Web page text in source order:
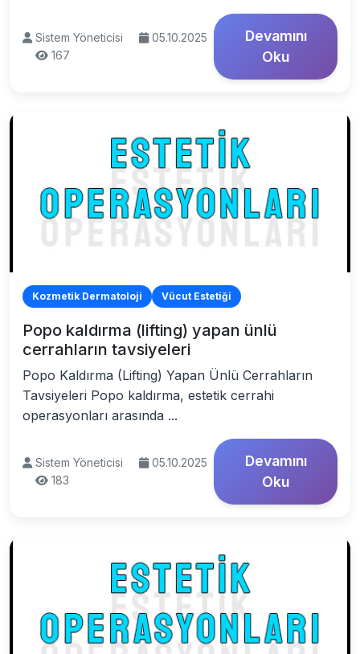
Sistem Yöneticisi
05.10.2025
167
Devamını
Oku
Kozmetik Dermatoloji Vücut Estetiği
Popo kaldırma (lifting) yapan ünlü
cerrahların tavsiyeleri
Popo Kaldırma (Lifting) Yapan Ünlü Cerrahların
Tavsiyeleri Popo kaldırma, estetik cerrahi
operasyonları arasında ...
Sistem Yöneticisi
05.10.2025
183
Devamını
Oku